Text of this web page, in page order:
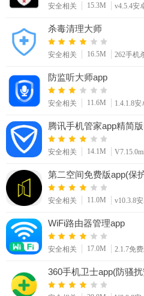
安全相关 15.3M v4.5.4安
杀毒清理大师
安全相关 16.5M 262手机
防监听大师app
安全相关 11.6M 1.4.1.8安
腾讯手机管家app精简
安全相关 14.1M
第二空间免费版app(保
安全相关 11.0M v10.3.8
WiFi路由器管理app
安全相关 17.0M 2.1.7免
360手机卫士app(防骚